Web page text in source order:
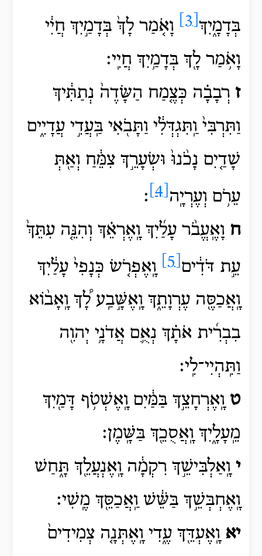
בְּדָמָ֑יִךְ
וָאֹ֤מַר לָךְ֙ בְּדָמַ֣יִךְ חֲיִ֔י
וָאֹ֥מַר לָ֖ךְ בְּדָמַ֥יִךְ חֲיִֽי׃
ז רְבָבָ֗ה כְּצֶ֤מַח הַשָּׂדֶה֙ נְתַתִּ֔יךְ
וַתִּרְבִּי֙ וַֽתִּגְדְּלִ֔י וַתָּבֹ֖אִי בַּֽעֲדִ֣י עֲדָיִ֑ים
שָׁדַ֤יִם נָכֹ֨נוּ֙ וּשְׂעָרֵ֣ךְ צִמֵּ֔חַ וְאַ֖תְּ
עֵרֹ֥ם וְעֶרְיָֽה
׃
ח וָאֶֽעֱבֹ֨ר עָלַ֜יִךְ וָֽאֶרְאֵ֗ךְ וְהִנֵּ֤ה עִתֵּךְ֙
עֵ֣ת דֹּדִ֔ים
וָֽאֶפְרֹ֤שׂ כְּנָפִי֙ עָלַ֔יִךְ
וָֽאֲכַסֶּ֖ה עֶרְוָתֵ֑ךְ וָֽאֶשָּׁ֣בַֽע לָ֠ךְ וָֽאָב֨וֹא
בִבְרִ֜ית אֹתָ֗ךְ נְאֻ֛ם אֲדֹנָ֥י יְהוִ֖ה
וַתִּֽהְיִי־לִֽי׃
ט וָֽאֶרְחָצֵ֣ךְ בַּמַּ֔יִם וָֽאֶשְׁטֹ֥ף דָּמַ֖יִךְ
מֵֽעָלָ֑יִךְ וָֽאֲסֻכֵ֖ךְ בַּשָּֽׁמֶן׃
י וָֽאַלְבִּישֵׁ֣ךְ רִקְמָ֔ה וָֽאֶנְעֲלֵ֖ךְ תָּ֑חַשׁ
וָֽאֶחְבְּשֵׁ֣ךְ בַּשֵּׁ֔שׁ וַֽאֲכַסֵּ֖ךְ מֶֽשִׁי׃
יא וָֽאֶעְדֵּ֖ךְ עֶ֑דִי וָֽאֶתְּנָ֤ה צְמִידִים֙